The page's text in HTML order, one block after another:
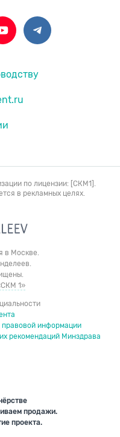
по лицензии: [СКМ1].
в рекламных целях.
в Москве.
1»
информации
рекомендаций Минздрава
продажи.
проекта.